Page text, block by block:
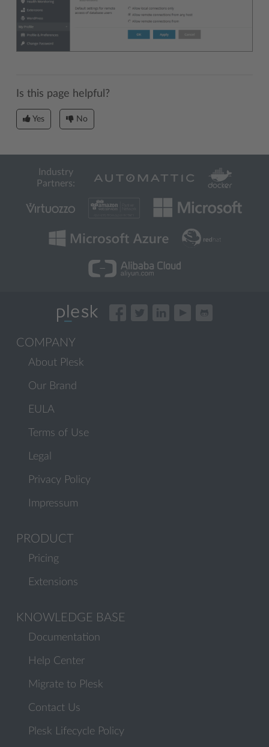
Is this page helpful?
Yes No
Industry
Partners:
COMPANY
About Plesk
Our Brand
EULA
Terms of Use
Legal
Privacy Policy
Impressum
PRODUCT
Pricing
Extensions
KNOWLEDGE BASE
Documentation
Help Center
Migrate to Plesk
Contact Us
Plesk Lifecycle Policy